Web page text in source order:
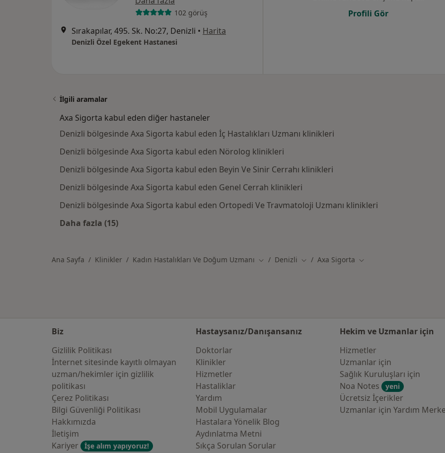
102 görüş
Sırakapılar, 495. Sk. No:27, Denizli • Harita
Denizli Özel Egekent Hastanesi
Profili Gör
İlgili aramalar
Axa Sigorta kabul eden diğer hastaneler
Denizli bölgesinde Axa Sigorta kabul eden İç Hastalıkları Uzmanı klinikleri
Denizli bölgesinde Axa Sigorta kabul eden Nörolog klinikleri
Denizli bölgesinde Axa Sigorta kabul eden Beyin Ve Sinir Cerrahı klinikleri
Denizli bölgesinde Axa Sigorta kabul eden Genel Cerrah klinikleri
Denizli bölgesinde Axa Sigorta kabul eden Ortopedi Ve Travmatoloji Uzmanı klinikleri
Daha fazla (15)
Ana Sayfa Klinikler Kadın Hastalıkları Ve Doğum Uzmanı Şehir değiştir
Denizli Şehir değiştir
Axa Sigorta Şehir değiştir
Biz
Gizlilik Politikası
İnternet sitesinde kayıtlı olmayan
uzman/hekimler i̇çin gizlilik
politikası
Çerez Politikası
Bilgi Güvenliği Politikası
Hakkımızda
İletişim
Kariyer
İşe alım yapıyoruz!
Hastaysanız/Danışansanız
Doktorlar
Klinikler
Hizmetler
Hastaliklar
Yardım
Mobil Uygulamalar
Hastalara Yönelik Blog
Aydınlatma Metni
Sıkça Sorulan Sorular
Hekim ve Uzmanlar için
Hizmetler
Uzmanlar için
Sağlık Kuruluşları için
Noa Notes
yeni
Ücretsiz İçerikler
Uzmanlar için Yardım